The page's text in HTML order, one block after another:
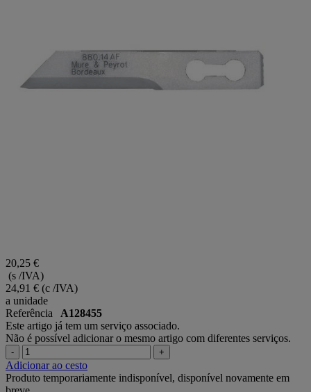
20,25 €
(s /IVA)
24,91 € (c /IVA)
a unidade
Referência A128455
Este artigo já tem um serviço associado.
Não é possível adicionar o mesmo artigo com diferentes serviços.
- +
Adicionar ao cesto
Produto temporariamente indisponível, disponível novamente em